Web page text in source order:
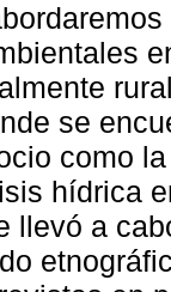
se
como
hídrica
llevó a